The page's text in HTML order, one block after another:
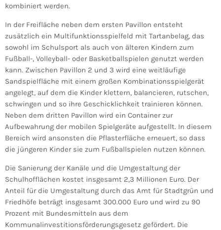
kombiniert werden.
In der Freifläche neben dem ersten Pavillon entsteht
zusätzlich ein Multifunktionsspielfeld mit Tartanbelag, das
sowohl im Schulsport als auch von älteren Kindern zum
Fußball-, Volleyball- oder Basketballspielen genutzt werden
kann. Zwischen Pavillon 2 und 3 wird eine weitläufige
Sandspielfläche mit einem großen Kombinationsspielgerät
angelegt, auf dem die Kinder klettern, balancieren, rutschen,
schwingen und so ihre Geschicklichkeit trainieren können.
Neben dem dritten Pavillon wird ein Container zur
Aufbewahrung der mobilen Spielgeräte aufgestellt. In diesem
Bereich wird ansonsten die Pflasterfläche erneuert, so dass
die jüngeren Kinder sie zum Fußballspielen nutzen können.
Die Sanierung der Kanäle und die Umgestaltung der
Schulhofflächen kostet insgesamt 2,3 Millionen Euro. Der
Anteil für die Umgestaltung durch das Amt für Stadtgrün und
Friedhöfe beträgt insgesamt 300.000 Euro und wird zu 90
Prozent mit Bundesmitteln aus dem
Kommunalinvestitionsförderungsgesetz gefördert. Die